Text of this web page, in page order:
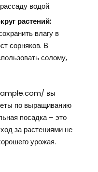
водой.
растений:
влагу в
сорняков. В
солому,
вы
по выращиванию
посадка – это
за растениями не
урожая.